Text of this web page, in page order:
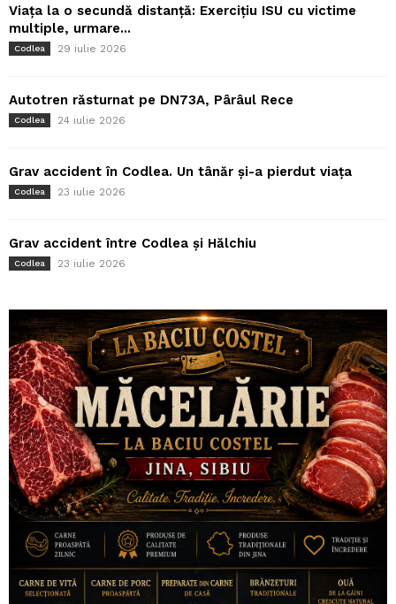
Viața la o secundă distanță: Exercițiu ISU cu victime
multiple, urmare...
Codlea 29 iulie 2026
Autotren răsturnat pe DN73A, Pârâul Rece
Codlea 24 iulie 2026
Grav accident în Codlea. Un tânăr și-a pierdut viața
Codlea 23 iulie 2026
Grav accident între Codlea și Hălchiu
Codlea 23 iulie 2026